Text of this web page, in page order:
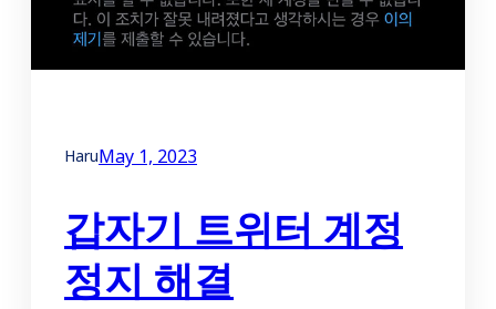
HaruMay 1, 2023
갑자기 트위터 계정
정지 해결